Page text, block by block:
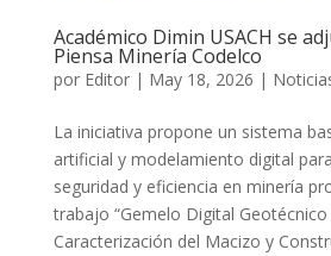
Académico Dimin USACH se
Piensa Minería Codelco
por Editor| May 18, 2026 |
La iniciativa propone un sistema
artificial y modelamiento digital
seguridad y eficiencia en minería
trabajo “Gemelo Digital
Caracterización del Macizo y